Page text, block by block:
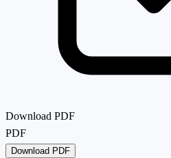
Download PDF
PDF
Download PDF